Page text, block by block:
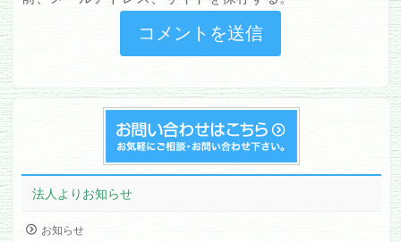
法人よりお知らせ
お知らせ